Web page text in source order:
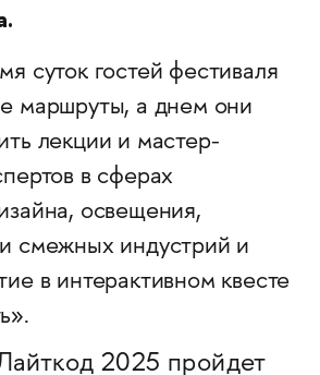
суток гостей фестиваля
маршруты, а днем они
лекции и мастер-
в сферах
освещения,
смежных индустрий и
в интерактивном квесте
2025 пройдет